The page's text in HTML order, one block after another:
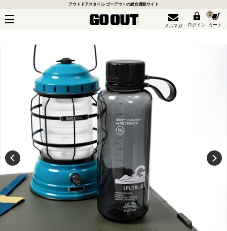
アウトドアスタイル ゴーアウトの総合通販サイト
メルマガ ログイン
0
カート